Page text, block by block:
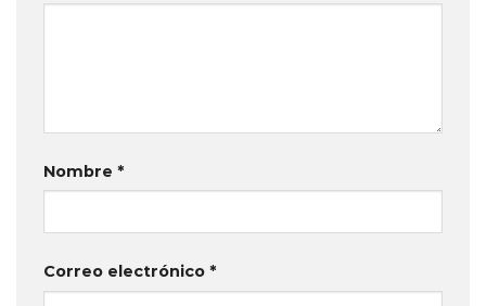
Nombre *
Correo electrónico *